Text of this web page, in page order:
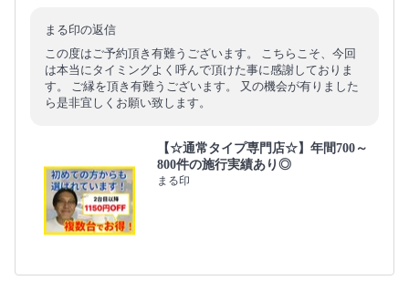
まる印の返信
この度はご予約頂き有難うございます。 こちらこそ、今回
は本当にタイミングよく呼んで頂けた事に感謝しておりま
す。 ご縁を頂き有難うございます。 又の機会が有りました
ら是非宜しくお願い致します。
【☆通常タイプ専門店☆】年間700～
800件の施行実績あり◎
まる印